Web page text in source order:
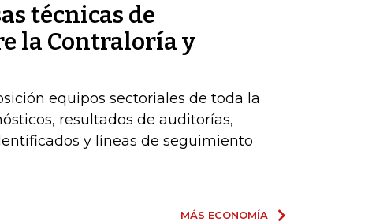
técnicas de
la Contraloría y
equipos sectoriales de toda la
resultados de auditorías,
y líneas de seguimiento
MÁS ECONOMÍA